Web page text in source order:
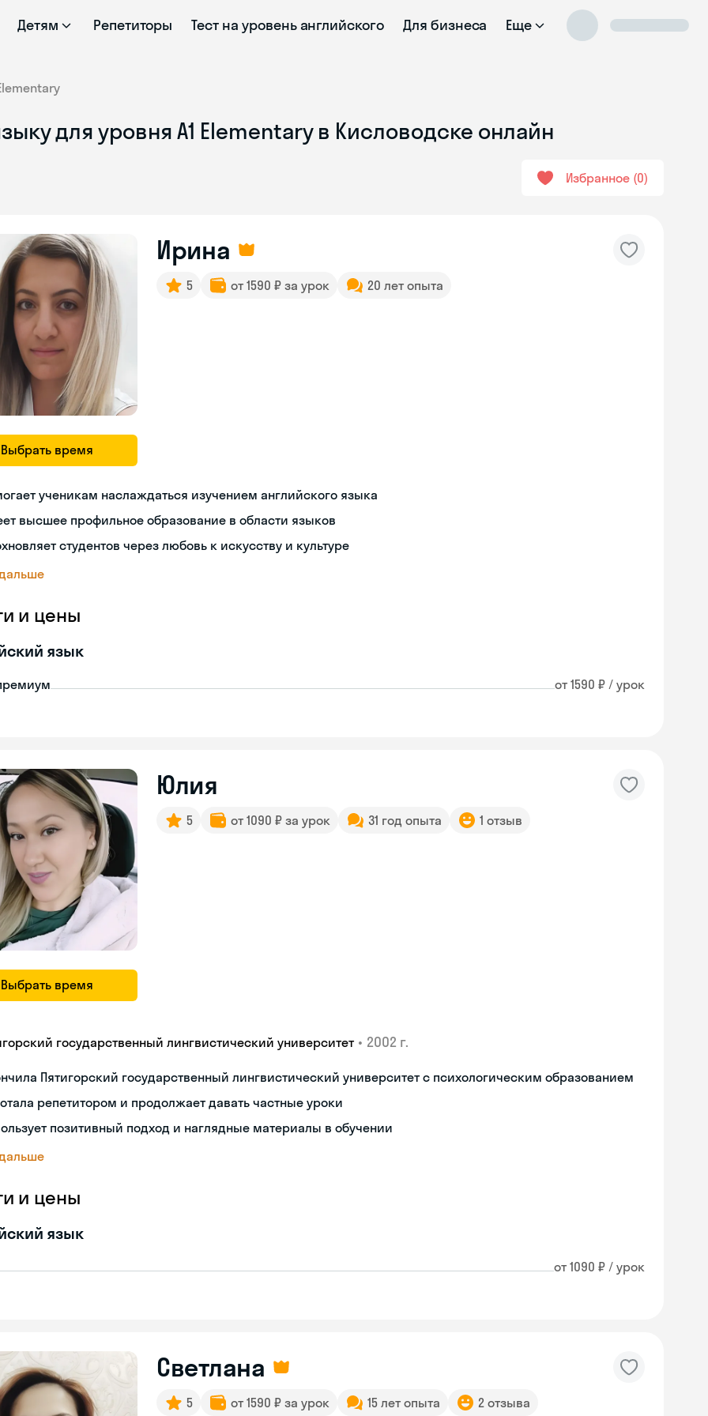
Детям Репетиторы Тест на уровень английского Для бизнеса Еще
для уровня A1 Elementary в Кисловодске онлайн
Избранное 0
Выбрать время
Ирина
5 от 1590 ₽ за урок 20 лет опыта
ученикам наслаждаться изучением английского языка
высшее профильное образование в области языков
студентов через любовь к искусству и культуре
и цены
язык
от 1590 ₽ / урок
Выбрать время
Юлия
5 от 1090 ₽ за урок 31 год опыта 1 отзыв
государственный лингвистический университет • 2002 г.
Пятигорский государственный лингвистический университет с психологическим образованием
репетитором и продолжает давать частные уроки
позитивный подход и наглядные материалы в обучении
и цены
язык
от 1090 ₽ / урок
Светлана
5 от 1590 ₽ за урок 15 лет опыта 2 отзыва